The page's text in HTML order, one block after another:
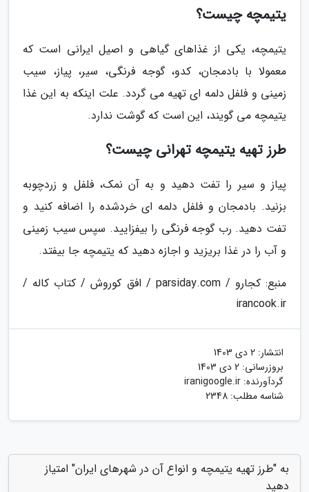
یتیمچه چیست؟
یتیمچه، یکی از غذاهای گیاهی و اصیل ایرانی است که
معمولا با بادمجان، کدو، گوجه فرنگی، سیر، پیاز، سیب
زمینی و فلفل دلمه ای تهیه می گردد. علت اینکه به این غذا
یتیمچه می گویند، این است که گوشت ندارد.
طرز تهیه یتیمچه تهرانی چیست؟
پیاز و سیر را تفت دهید و به آن نمک، فلفل و زردچوبه
بزنید. بادمجان و فلفل دلمه ای خردشده را اضافه کنید و
تفت دهید. رب گوجه فرنگی را بیفزایید. سپس سیب زمینی
و آب را در غذا بریزید و اجازه دهید که یتیمچه جا بیفتد.
منبع: کجارو / parsiday.com / افق کوروش / کتاب کاله /
irancook.ir
انتشار: 2 دی 1403
بروزرسانی: 2 دی 1403
گردآورنده: iranigoogle.ir
شناسه مطلب: 2348
به "طرز تهیه یتیمچه و انواع آن در شهرهای ایران" امتیاز
دهید